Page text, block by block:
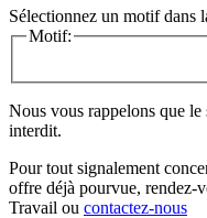
Sélectionnez un motif dans
Motif:
Nous vous rappelons que
interdit.
Pour tout signalement
offre déjà pourvue, rendez-
Travail ou contactez-nous